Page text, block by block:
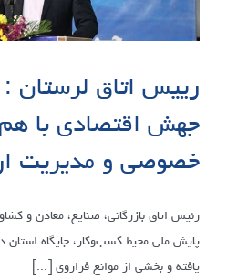
رییس اتاق لرستان :
جهش اقتصادی با
خصوصی و مدیریت
رئیس اتاق بازرگانی، صنایع، معادن و
یافته و بخشی از موانع فراروی [...]